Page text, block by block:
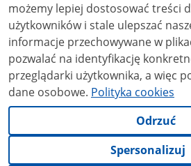
możemy lepiej dostosować treści
użytkowników i stale ulepszać nasze usługi.
informacje przechowywane w
pozwalać na identyfikację
przeglądarki użytkownika, a więc
dane osobowe. Polityka cookies
Odrzuć
Spersonalizuj